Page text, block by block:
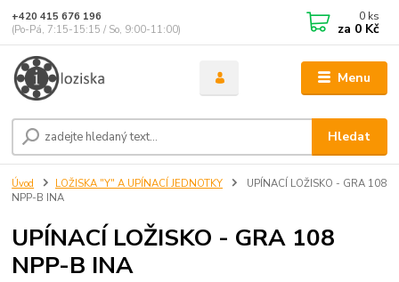
Menu
Hledat
+420 415 676 196
(Po-Pá, 7:15-15:15 / So, 9:00-11:00)
0 ks
za 0 Kč
Úvod LOŽISKA "Y" A UPÍNACÍ JEDNOTKY
UPÍNACÍ LOŽISKO - GRA 108
NPP-B INA
UPÍNACÍ LOŽISKO - GRA 108
NPP-B INA